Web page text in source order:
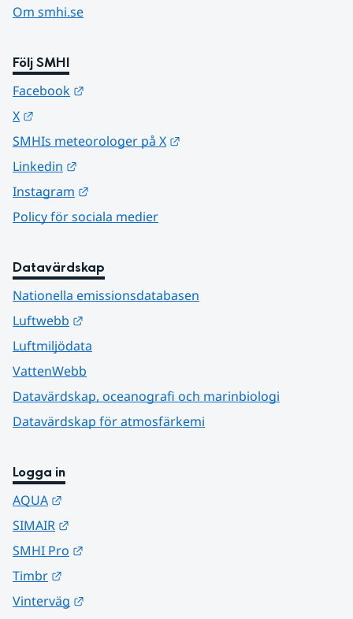
Om smhi.se
Följ SMHI
Facebook
X
SMHIs meteorologer på X
Linkedin
Instagram
Policy för sociala medier
Datavärdskap
Nationella emissionsdatabasen
Luftwebb
Luftmiljödata
VattenWebb
Datavärdskap, oceanografi och marinbiologi
Datavärdskap för atmosfärkemi
Logga in
AQUA
SIMAIR
SMHI Pro
Timbr
Vinterväg